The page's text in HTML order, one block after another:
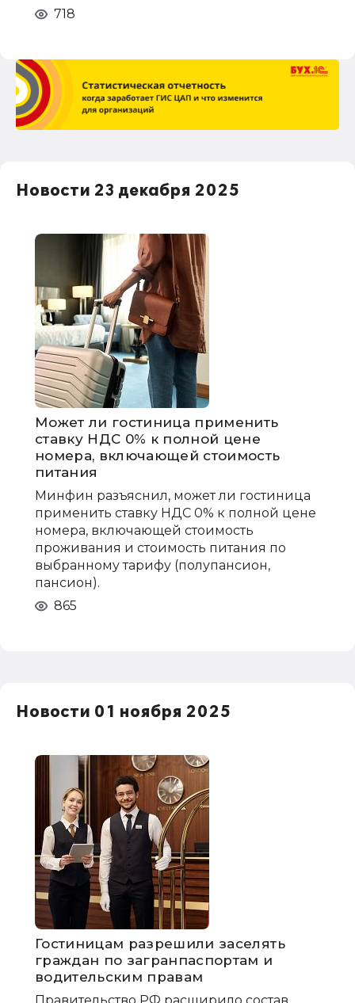
718
Новости 23 декабря 2025
Может ли гостиница применить
ставку НДС 0% к полной цене
номера, включающей стоимость
питания
Минфин разъяснил, может ли гостиница
применить ставку НДС 0% к полной цене
номера, включающей стоимость
проживания и стоимость питания по
выбранному тарифу (полупансион,
пансион).
865
Новости 01 ноября 2025
Гостиницам разрешили заселять
граждан по загранпаспортам и
водительским правам